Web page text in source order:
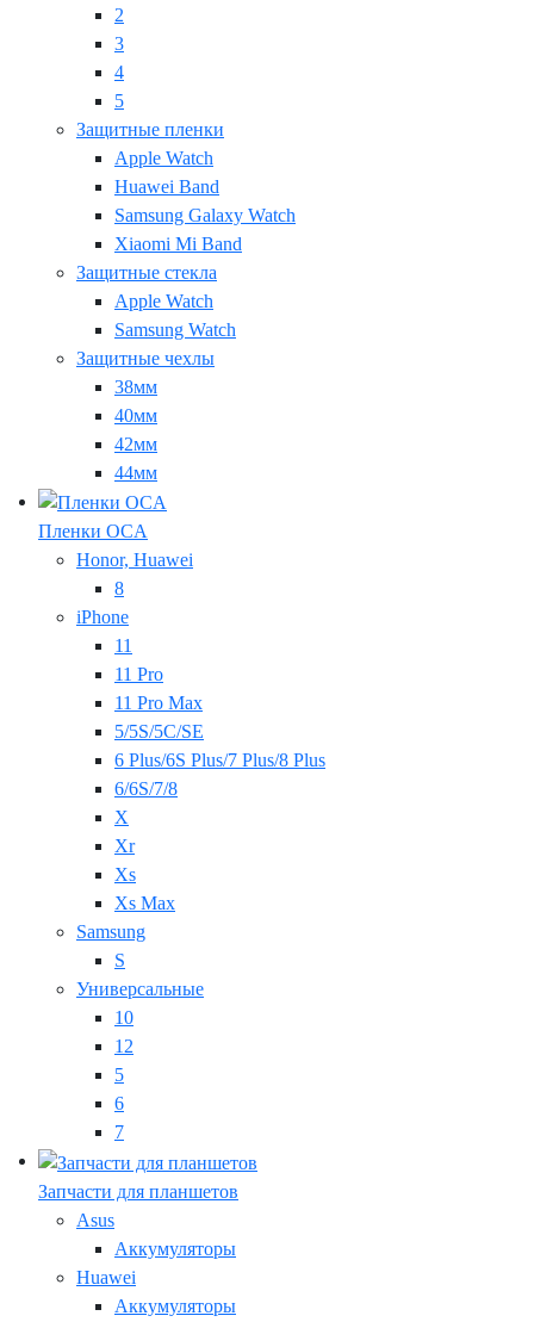
2
3
4
5
Защитные пленки
Apple Watch
Huawei Band
Samsung Galaxy Watch
Xiaomi Mi Band
Защитные стекла
Apple Watch
Samsung Watch
Защитные чехлы
38мм
40мм
42мм
44мм
Пленки OCA
Honor, Huawei
8
iPhone
11
11 Pro
11 Pro Max
5/5S/5C/SE
6 Plus/6S Plus/7 Plus/8 Plus
6/6S/7/8
X
Xr
Xs
Xs Max
Samsung
S
Универсальные
10
12
5
6
7
Запчасти для планшетов
Asus
Аккумуляторы
Huawei
Аккумуляторы